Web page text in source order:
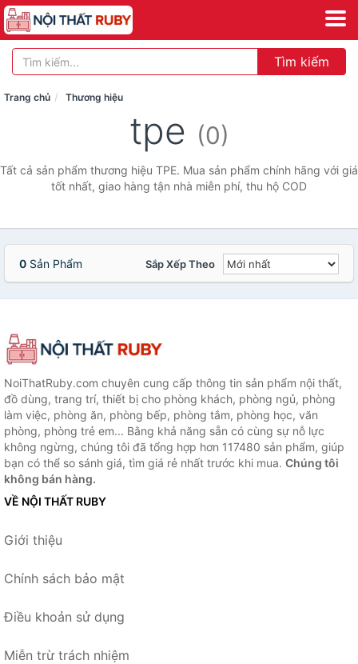
Tìm kiếm
Trang chủ Thương hiệu
tpe (0)
Tất cả sản phẩm thương hiệu TPE. Mua sản phẩm chính hãng với giá
tốt nhất, giao hàng tận nhà miễn phí, thu hộ COD
0 Sản Phẩm Sắp Xếp Theo
NoiThatRuby.com chuyên cung cấp thông tin sản phẩm nội thất,
đồ dùng, trang trí, thiết bị cho phòng khách, phòng ngủ, phòng
làm việc, phòng ăn, phòng bếp, phòng tắm, phòng học, văn
phòng, phòng trẻ em... Bằng khả năng sẵn có cùng sự nỗ lực
không ngừng, chúng tôi đã tổng hợp hơn 117480 sản phẩm, giúp
bạn có thể so sánh giá, tìm giá rẻ nhất trước khi mua. Chúng tôi
không bán hàng.
VỀ NỘI THẤT RUBY
Giới thiệu
Chính sách bảo mật
Điều khoản sử dụng
Miễn trừ trách nhiệm